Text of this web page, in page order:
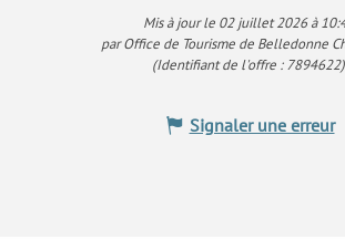
Mis à jour le 02 juillet 2026 à
par Office de Tourisme de Belledonne
(Identifiant de l'offre :7894622)
Signaler une erreur